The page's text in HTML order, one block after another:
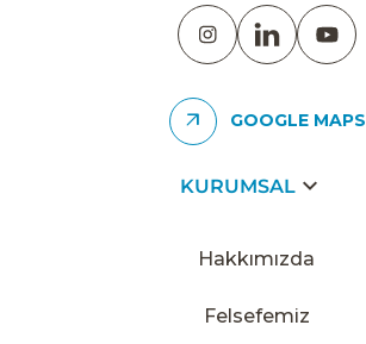
GOOGLE MAPS
KURUMSAL
Hakkımızda
Felsefemiz